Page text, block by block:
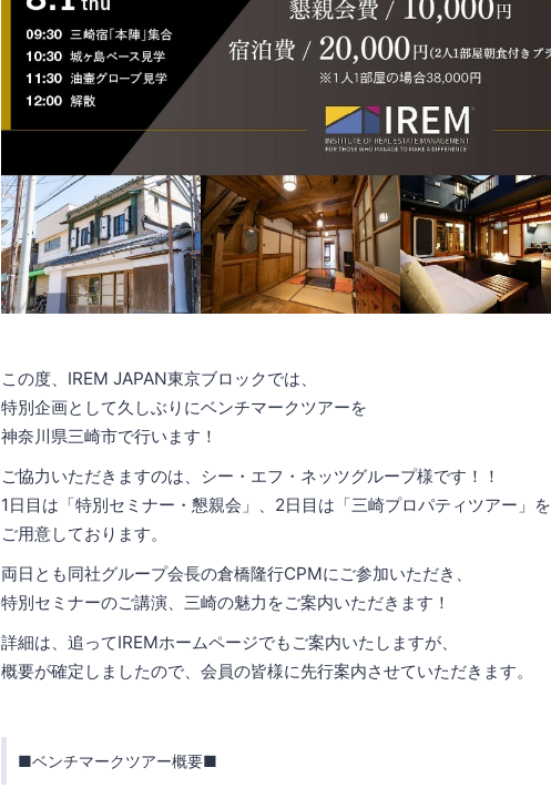
この度、IREM JAPAN東京ブロックでは、
特別企画として久しぶりにベンチマークツアーを
神奈川県三崎市で行います！
ご協力いただきますのは、シー・エフ・ネッツグループ様です！！
1日目は「特別セミナー・懇親会」、2日目は「三崎プロパティツアー」を
ご用意しております。
両日とも同社グループ会長の倉橋隆行CPMにご参加いただき、
特別セミナーのご講演、三崎の魅力をご案内いただきます！
詳細は、追ってIREMホームページでもご案内いたしますが、
概要が確定しましたので、会員の皆様に先行案内させていただきます。
■ベンチマークツアー概要■